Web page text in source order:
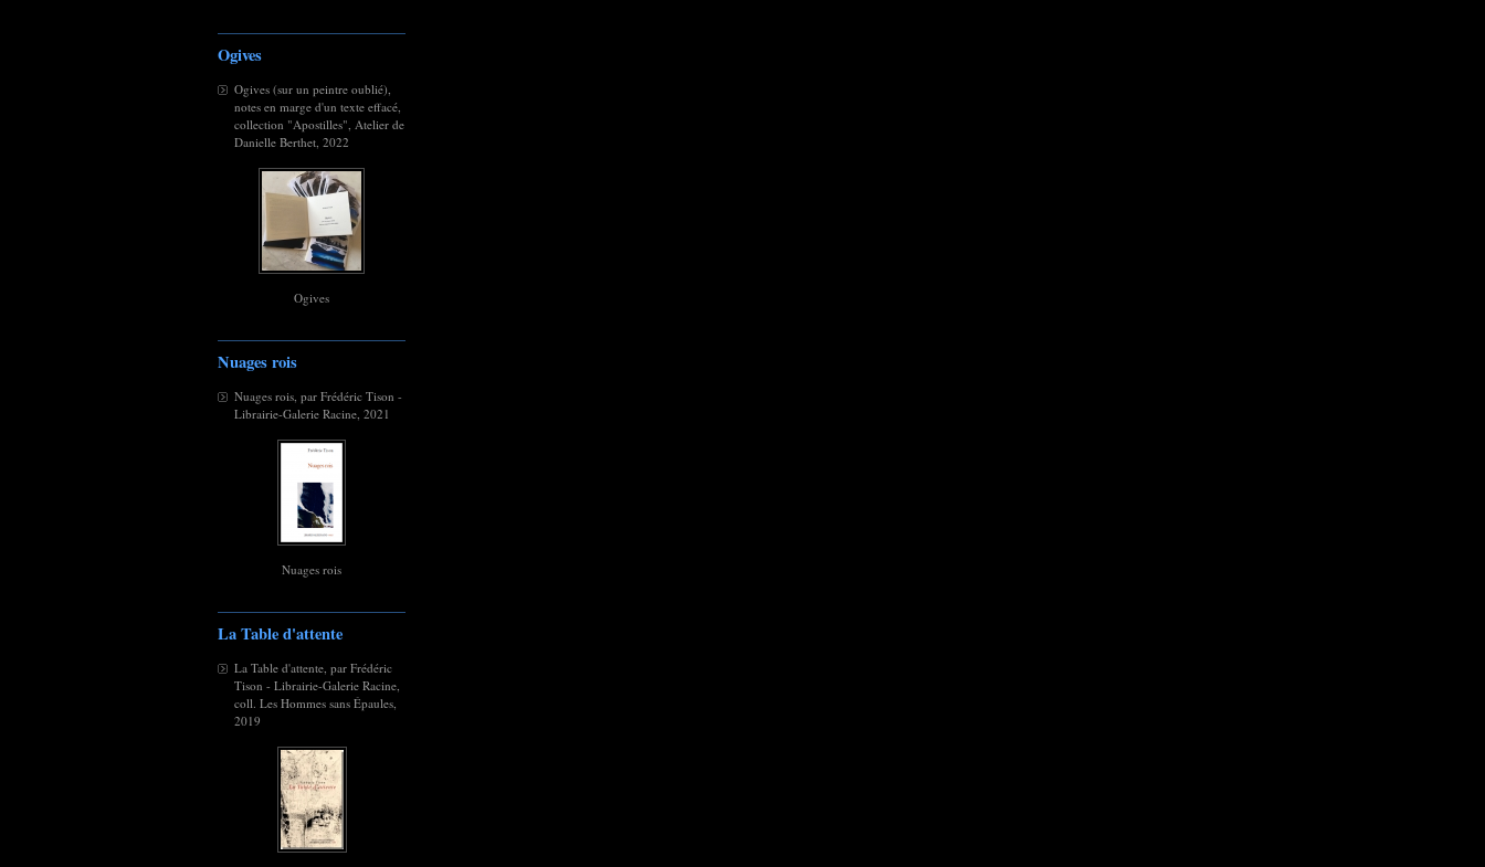
Ogives
Ogives (sur un peintre oublié),
notes en marge d'un texte effacé,
collection "Apostilles", Atelier de
Danielle Berthet, 2022
Ogives
Nuages rois
Nuages rois, par Frédéric Tison -
Librairie-Galerie Racine, 2021
Nuages rois
La Table d'attente
La Table d'attente, par Frédéric
Tison - Librairie-Galerie Racine,
coll. Les Hommes sans Épaules,
2019